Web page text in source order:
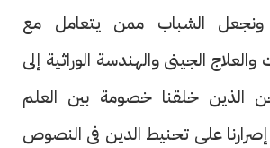
ونجعل الشباب ممن يتعامل مع
والعلاج الجينى والهندسة الوراثية إلى
الذين خلقنا خصومة بين العلم
على تحنيط الدين فى النصوص